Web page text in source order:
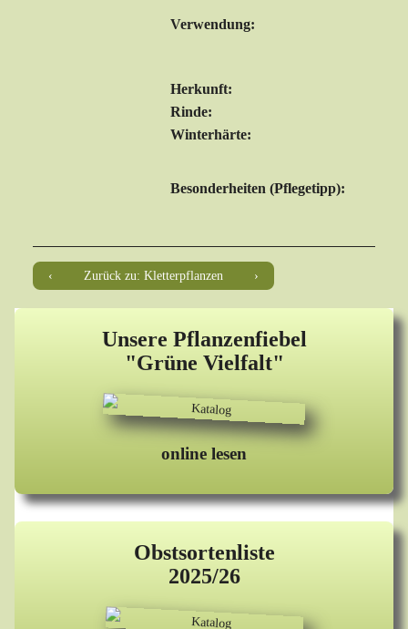
Unsere Pflanzenfiebel
"Grüne Vielfalt"
online lesen
Obstsortenliste
2025/26
Verwendung:
Herkunft:
Rinde:
Winterhärte:
Besonderheiten (Pflegetipp):
Zurück zu: Kletterpflanzen